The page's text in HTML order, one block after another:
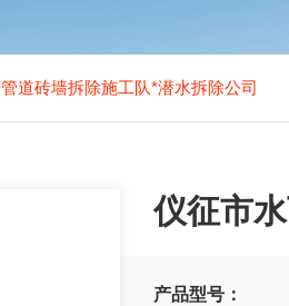
道砖墙拆除施工队*潜水拆除公司
仪征市
产品型号：